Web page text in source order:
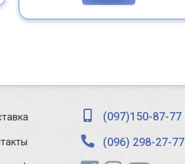
(097)150-87-77
(096) 298-27-77